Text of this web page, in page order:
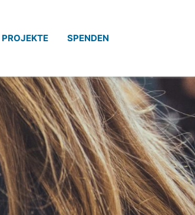
PROJEKTE SPENDEN